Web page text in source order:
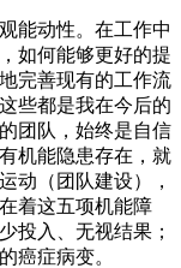
能动性。在工作中
如何能够更好的提
完善现有的工作流
些都是我在今后的
团队，始终是自信
机能隐患存在，就
动（团队建设），
着这五项机能障
投入、无视结果；
癌症病变。